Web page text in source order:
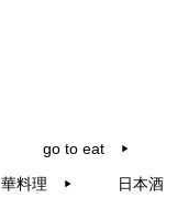
go to eat ▶︎
料理 ▶︎ 日本酒